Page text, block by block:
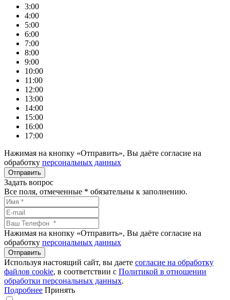
3:00
4:00
5:00
6:00
7:00
8:00
9:00
10:00
11:00
12:00
13:00
14:00
15:00
16:00
17:00
Нажимая на кнопку «Отправить», Вы даёте согласие на
обработку персональных данных
Задать вопрос
Все поля, отмеченные * обязательны к заполнению.
Нажимая на кнопку «Отправить», Вы даёте согласие на
обработку персональных данных
Используя настоящий сайт, вы даете согласие на обработку
файлов сookie, в соответствии с Политикой в отношении
обработки персональных данных.
Подробнее Принять